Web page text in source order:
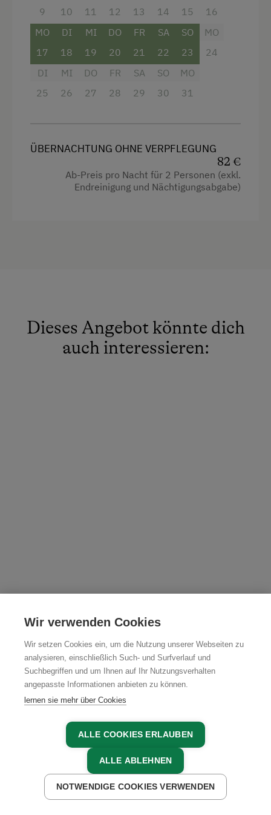
Wasserkocher
Hochgeschwindigkeits-Internetanschluss
Küche
Toilette
Kühlschrank
Doppelbett
9
10
11
12
13
14
15
16
MO
17
DI
18
MI
19
DO
20
FR
21
SA
22
SO
23
MO
24
DI
25
MI
26
DO
27
FR
28
SA
29
SO
30
MO
31
ÜBERNACHTUNG OHNE VERPFLEGUNG
82 €
Ab-Preis pro Nacht für 2 Personen (exkl.
Endreinigung und Nächtigungsabgabe)
Dieses Angebot könnte dich
auch interessieren:
JETZT ANFRAGEN JETZT BUCHEN
Wir verwenden Cookies
Wir setzen Cookies ein, um die Nutzung unserer Webseiten zu
analysieren, einschließlich Such- und Surfverlauf und
Suchbegriffen und um Ihnen auf Ihr Nutzungsverhalten
angepasste Informationen anbieten zu können.
lernen sie mehr über Cookies
ALLE COOKIES ERLAUBEN
ALLE ABLEHNEN
NOTWENDIGE COOKIES VERWENDEN